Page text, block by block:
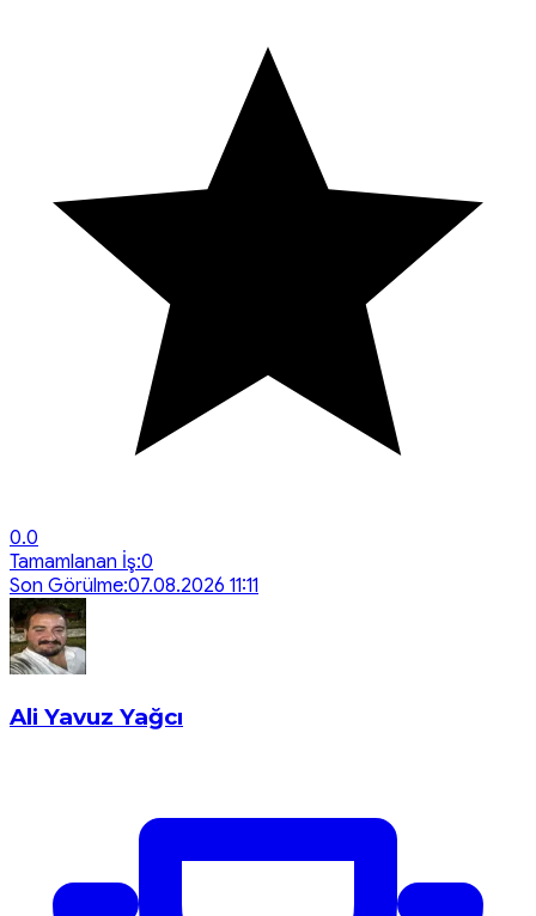
0.0
Tamamlanan İş:0
Son Görülme:07.08.2026 11:11
Ali Yavuz Yağcı